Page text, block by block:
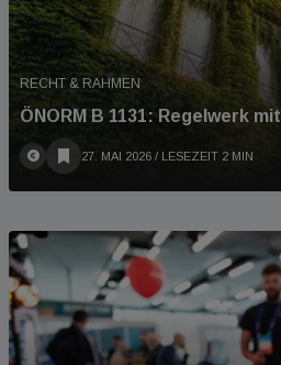
RECHT & RAHMEN
ÖNORM B 1131: Regelwerk
27. MAI 2026 / LESEZEIT 2 MIN